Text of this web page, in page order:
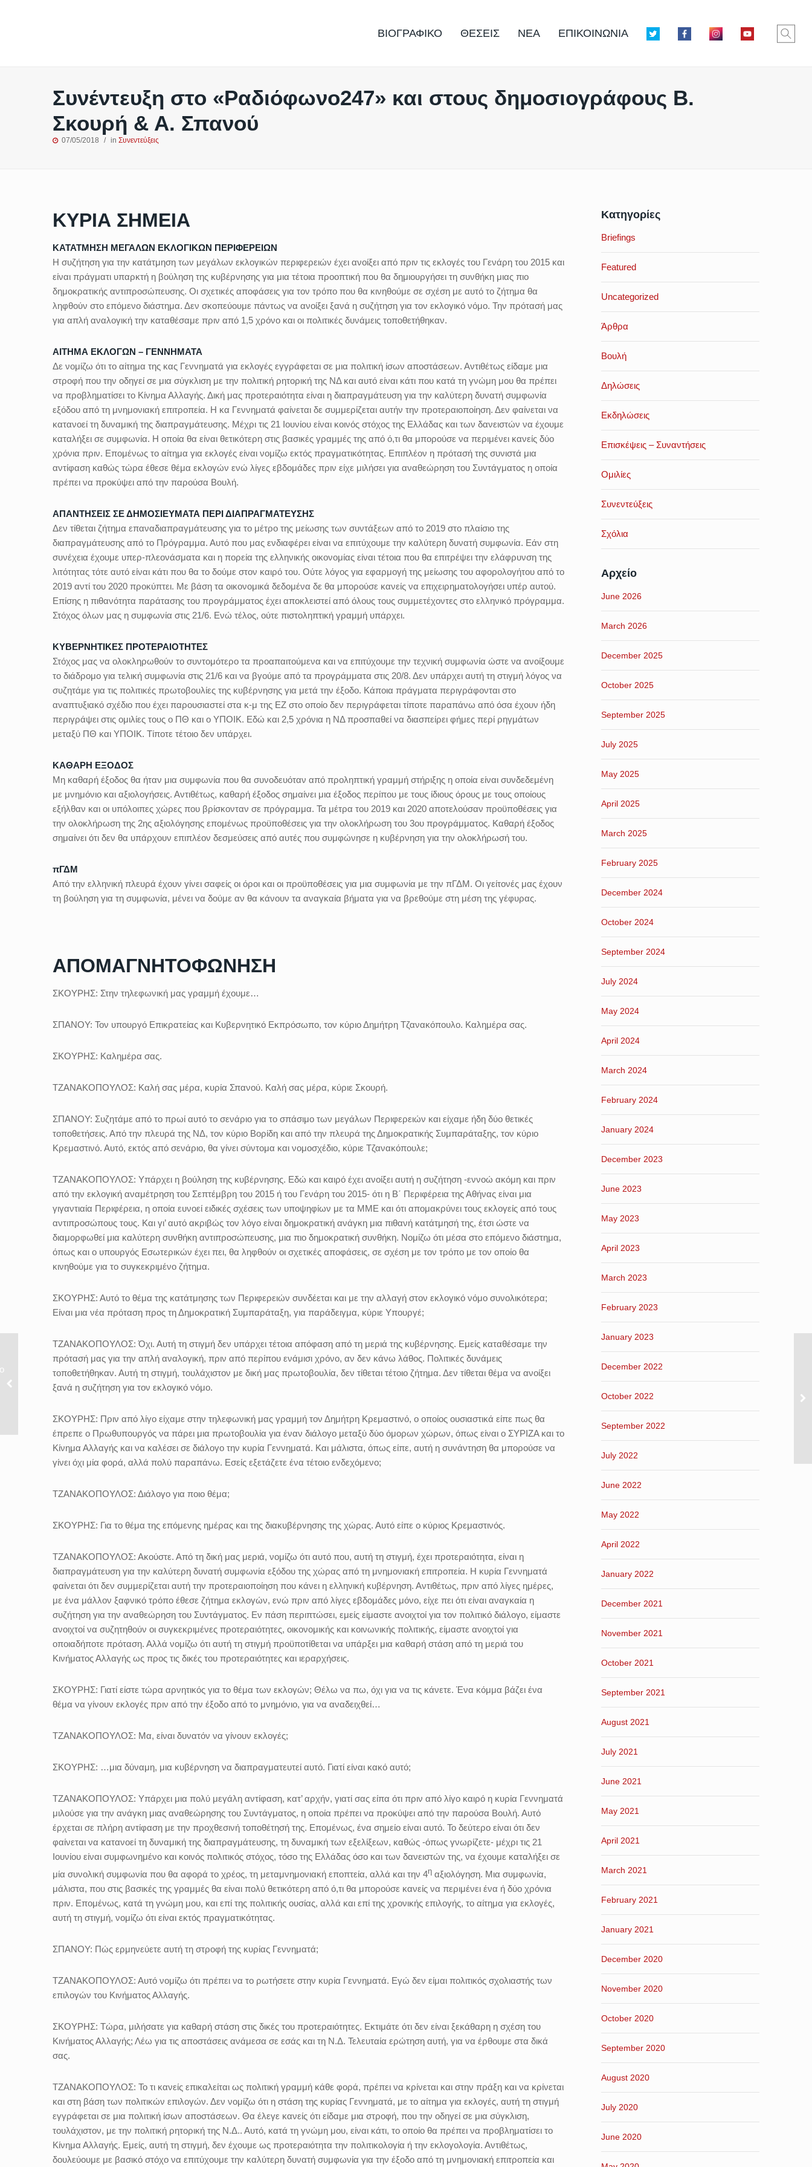
ΒΙΟΓΡΑΦΙΚΟ ΘΕΣΕΙΣ ΝΕΑ ΕΠΙΚΟΙΝΩΝΙΑ
Συνέντευξη στο «Ραδιόφωνο247» και στους δημοσιογράφους Β.
Σκουρή & Α. Σπανού
07/05/2018 in Συνεντεύξεις
ΚΥΡΙΑ ΣΗΜΕΙΑ
ΚΑΤΑΤΜΗΣΗ ΜΕΓΑΛΩΝ ΕΚΛΟΓΙΚΩΝ ΠΕΡΙΦΕΡΕΙΩΝ
Η συζήτηση για την κατάτμηση των μεγάλων εκλογικών περιφερειών έχει ανοίξει από πριν τις εκλογές του Γενάρη του 2015 και
είναι πράγματι υπαρκτή η βούληση της κυβέρνησης για μια τέτοια προοπτική που θα δημιουργήσει τη συνθήκη μιας πιο
δημοκρατικής αντιπροσώπευσης. Οι σχετικές αποφάσεις για τον τρόπο που θα κινηθούμε σε σχέση με αυτό το ζήτημα θα
ληφθούν στο επόμενο διάστημα. Δεν σκοπεύουμε πάντως να ανοίξει ξανά η συζήτηση για τον εκλογικό νόμο. Την πρότασή μας
για απλή αναλογική την καταθέσαμε πριν από 1,5 χρόνο και οι πολιτικές δυνάμεις τοποθετήθηκαν.
ΑΙΤΗΜΑ ΕΚΛΟΓΩΝ – ΓΕΝΝΗΜΑΤΑ
Δε νομίζω ότι το αίτημα της κας Γεννηματά για εκλογές εγγράφεται σε μια πολιτική ίσων αποστάσεων. Αντιθέτως είδαμε μια
στροφή που την οδηγεί σε μια σύγκλιση με την πολιτική ρητορική της ΝΔ και αυτό είναι κάτι που κατά τη γνώμη μου θα πρέπει
να προβληματίσει το Κίνημα Αλλαγής. Δική μας προτεραιότητα είναι η διαπραγμάτευση για την καλύτερη δυνατή συμφωνία
εξόδου από τη μνημονιακή επιτροπεία. Η κα Γεννηματά φαίνεται δε συμμερίζεται αυτήν την προτεραιοποίηση. Δεν φαίνεται να
κατανοεί τη δυναμική της διαπραγμάτευσης. Μέχρι τις 21 Ιουνίου είναι κοινός στόχος της Ελλάδας και των δανειστών να έχουμε
καταλήξει σε συμφωνία. Η οποία θα είναι θετικότερη στις βασικές γραμμές της από ό,τι θα μπορούσε να περιμένει κανείς δύο
χρόνια πριν. Επομένως το αίτημα για εκλογές είναι νομίζω εκτός πραγματικότητας. Επιπλέον η πρότασή της συνιστά μια
αντίφαση καθώς τώρα έθεσε θέμα εκλογών ενώ λίγες εβδομάδες πριν είχε μιλήσει για αναθεώρηση του Συντάγματος η οποία
πρέπει να προκύψει από την παρούσα Βουλή.
ΑΠΑΝΤΗΣΕΙΣ ΣΕ ΔΗΜΟΣΙΕΥΜΑΤΑ ΠΕΡΙ ΔΙΑΠΡΑΓΜΑΤΕΥΣΗΣ
Δεν τίθεται ζήτημα επαναδιαπραγμάτευσης για το μέτρο της μείωσης των συντάξεων από το 2019 στο πλαίσιο της
διαπραγμάτευσης από το Πρόγραμμα. Αυτό που μας ενδιαφέρει είναι να επιτύχουμε την καλύτερη δυνατή συμφωνία. Εάν στη
συνέχεια έχουμε υπερ-πλεονάσματα και η πορεία της ελληνικής οικονομίας είναι τέτοια που θα επιτρέψει την ελάφρυνση της
λιτότητας τότε αυτό είναι κάτι που θα το δούμε στον καιρό του. Ούτε λόγος για εφαρμογή της μείωσης του αφορολογήτου από το
2019 αντί του 2020 προκύπτει. Με βάση τα οικονομικά δεδομένα δε θα μπορούσε κανείς να επιχειρηματολογήσει υπέρ αυτού.
Επίσης η πιθανότητα παράτασης του προγράμματος έχει αποκλειστεί από όλους τους συμμετέχοντες στο ελληνικό πρόγραμμα.
Στόχος όλων μας η συμφωνία στις 21/6. Ενώ τέλος, ούτε πιστοληπτική γραμμή υπάρχει.
ΚΥΒΕΡΝΗΤΙΚΕΣ ΠΡΟΤΕΡΑΙΟΤΗΤΕΣ
Στόχος μας να ολοκληρωθούν το συντομότερο τα προαπαιτούμενα και να επιτύχουμε την τεχνική συμφωνία ώστε να ανοίξουμε
το διάδρομο για τελική συμφωνία στις 21/6 και να βγούμε από τα προγράμματα στις 20/8. Δεν υπάρχει αυτή τη στιγμή λόγος να
συζητάμε για τις πολιτικές πρωτοβουλίες της κυβέρνησης για μετά την έξοδο. Κάποια πράγματα περιγράφονται στο
αναπτυξιακό σχέδιο που έχει παρουσιαστεί στα κ-μ της ΕΖ στο οποίο δεν περιγράφεται τίποτε παραπάνω από όσα έχουν ήδη
περιγράψει στις ομιλίες τους ο ΠΘ και ο ΥΠΟΙΚ. Εδώ και 2,5 χρόνια η ΝΔ προσπαθεί να διασπείρει φήμες περί ρηγμάτων
μεταξύ ΠΘ και ΥΠΟΙΚ. Τίποτε τέτοιο δεν υπάρχει.
ΚΑΘΑΡΗ ΕΞΟΔΟΣ
Μη καθαρή έξοδος θα ήταν μια συμφωνία που θα συνοδευόταν από προληπτική γραμμή στήριξης η οποία είναι συνδεδεμένη
με μνημόνιο και αξιολογήσεις. Αντιθέτως, καθαρή έξοδος σημαίνει μια έξοδος περίπου με τους ίδιους όρους με τους οποίους
εξήλθαν και οι υπόλοιπες χώρες που βρίσκονταν σε πρόγραμμα. Τα μέτρα του 2019 και 2020 αποτελούσαν προϋποθέσεις για
την ολοκλήρωση της 2ης αξιολόγησης επομένως προϋποθέσεις για την ολοκλήρωση του 3ου προγράμματος. Καθαρή έξοδος
σημαίνει ότι δεν θα υπάρχουν επιπλέον δεσμεύσεις από αυτές που συμφώνησε η κυβέρνηση για την ολοκλήρωσή του.
πΓΔΜ
Από την ελληνική πλευρά έχουν γίνει σαφείς οι όροι και οι προϋποθέσεις για μια συμφωνία με την πΓΔΜ. Οι γείτονές μας έχουν
τη βούληση για τη συμφωνία, μένει να δούμε αν θα κάνουν τα αναγκαία βήματα για να βρεθούμε στη μέση της γέφυρας.
ΑΠΟΜΑΓΝΗΤΟΦΩΝΗΣΗ
ΣΚΟΥΡΗΣ: Στην τηλεφωνική μας γραμμή έχουμε…
ΣΠΑΝΟΥ: Τον υπουργό Επικρατείας και Κυβερνητικό Εκπρόσωπο, τον κύριο Δημήτρη Τζανακόπουλο. Καλημέρα σας.
ΣΚΟΥΡΗΣ: Καλημέρα σας.
ΤΖΑΝΑΚΟΠΟΥΛΟΣ: Καλή σας μέρα, κυρία Σπανού. Καλή σας μέρα, κύριε Σκουρή.
ΣΠΑΝΟΥ: Συζητάμε από το πρωί αυτό το σενάριο για το σπάσιμο των μεγάλων Περιφερειών και είχαμε ήδη δύο θετικές
τοποθετήσεις. Από την πλευρά της ΝΔ, τον κύριο Βορίδη και από την πλευρά της Δημοκρατικής Συμπαράταξης, τον κύριο
Κρεμαστινό. Αυτό, εκτός από σενάριο, θα γίνει σύντομα και νομοσχέδιο, κύριε Τζανακόπουλε;
ΤΖΑΝΑΚΟΠΟΥΛΟΣ: Υπάρχει η βούληση της κυβέρνησης. Εδώ και καιρό έχει ανοίξει αυτή η συζήτηση -εννοώ ακόμη και πριν
από την εκλογική αναμέτρηση του Σεπτέμβρη του 2015 ή του Γενάρη του 2015- ότι η Β΄ Περιφέρεια της Αθήνας είναι μια
γιγαντιαία Περιφέρεια, η οποία ευνοεί ειδικές σχέσεις των υποψηφίων με τα ΜΜΕ και ότι απομακρύνει τους εκλογείς από τους
αντιπροσώπους τους. Και γι’ αυτό ακριβώς τον λόγο είναι δημοκρατική ανάγκη μια πιθανή κατάτμησή της, έτσι ώστε να
διαμορφωθεί μια καλύτερη συνθήκη αντιπροσώπευσης, μια πιο δημοκρατική συνθήκη. Νομίζω ότι μέσα στο επόμενο διάστημα,
όπως και ο υπουργός Εσωτερικών έχει πει, θα ληφθούν οι σχετικές αποφάσεις, σε σχέση με τον τρόπο με τον οποίο θα
κινηθούμε για το συγκεκριμένο ζήτημα.
ΣΚΟΥΡΗΣ: Αυτό το θέμα της κατάτμησης των Περιφερειών συνδέεται και με την αλλαγή στον εκλογικό νόμο συνολικότερα;
Είναι μια νέα πρόταση προς τη Δημοκρατική Συμπαράταξη, για παράδειγμα, κύριε Υπουργέ;
ΤΖΑΝΑΚΟΠΟΥΛΟΣ: Όχι. Αυτή τη στιγμή δεν υπάρχει τέτοια απόφαση από τη μεριά της κυβέρνησης. Εμείς καταθέσαμε την
πρότασή μας για την απλή αναλογική, πριν από περίπου ενάμισι χρόνο, αν δεν κάνω λάθος. Πολιτικές δυνάμεις
τοποθετήθηκαν. Αυτή τη στιγμή, τουλάχιστον με δική μας πρωτοβουλία, δεν τίθεται τέτοιο ζήτημα. Δεν τίθεται θέμα να ανοίξει
ξανά η συζήτηση για τον εκλογικό νόμο.
ΣΚΟΥΡΗΣ: Πριν από λίγο είχαμε στην τηλεφωνική μας γραμμή τον Δημήτρη Κρεμαστινό, ο οποίος ουσιαστικά είπε πως θα
έπρεπε ο Πρωθυπουργός να πάρει μια πρωτοβουλία για έναν διάλογο μεταξύ δύο όμορων χώρων, όπως είναι ο ΣΥΡΙΖΑ και το
Κίνημα Αλλαγής και να καλέσει σε διάλογο την κυρία Γεννηματά. Και μάλιστα, όπως είπε, αυτή η συνάντηση θα μπορούσε να
γίνει όχι μία φορά, αλλά πολύ παραπάνω. Εσείς εξετάζετε ένα τέτοιο ενδεχόμενο;
ΤΖΑΝΑΚΟΠΟΥΛΟΣ: Διάλογο για ποιο θέμα;
ΣΚΟΥΡΗΣ: Για το θέμα της επόμενης ημέρας και της διακυβέρνησης της χώρας. Αυτό είπε ο κύριος Κρεμαστινός.
ΤΖΑΝΑΚΟΠΟΥΛΟΣ: Ακούστε. Από τη δική μας μεριά, νομίζω ότι αυτό που, αυτή τη στιγμή, έχει προτεραιότητα, είναι η
διαπραγμάτευση για την καλύτερη δυνατή συμφωνία εξόδου της χώρας από τη μνημονιακή επιτροπεία. Η κυρία Γεννηματά
φαίνεται ότι δεν συμμερίζεται αυτή την προτεραιοποίηση που κάνει η ελληνική κυβέρνηση. Αντιθέτως, πριν από λίγες ημέρες,
με ένα μάλλον ξαφνικό τρόπο έθεσε ζήτημα εκλογών, ενώ πριν από λίγες εβδομάδες μόνο, είχε πει ότι είναι αναγκαία η
συζήτηση για την αναθεώρηση του Συντάγματος. Εν πάση περιπτώσει, εμείς είμαστε ανοιχτοί για τον πολιτικό διάλογο, είμαστε
ανοιχτοί να συζητηθούν οι συγκεκριμένες προτεραιότητες, οικονομικής και κοινωνικής πολιτικής, είμαστε ανοιχτοί για
οποιαδήποτε πρόταση. Αλλά νομίζω ότι αυτή τη στιγμή προϋποτίθεται να υπάρξει μια καθαρή στάση από τη μεριά του
Κινήματος Αλλαγής ως προς τις δικές του προτεραιότητες και ιεραρχήσεις.
ΣΚΟΥΡΗΣ: Γιατί είστε τώρα αρνητικός για το θέμα των εκλογών; Θέλω να πω, όχι για να τις κάνετε. Ένα κόμμα βάζει ένα
θέμα να γίνουν εκλογές πριν από την έξοδο από το μνημόνιο, για να αναδειχθεί…
ΤΖΑΝΑΚΟΠΟΥΛΟΣ: Μα, είναι δυνατόν να γίνουν εκλογές;
ΣΚΟΥΡΗΣ: …μια δύναμη, μια κυβέρνηση να διαπραγματευτεί αυτό. Γιατί είναι κακό αυτό;
ΤΖΑΝΑΚΟΠΟΥΛΟΣ: Υπάρχει μια πολύ μεγάλη αντίφαση, κατ’ αρχήν, γιατί σας είπα ότι πριν από λίγο καιρό η κυρία Γεννηματά
μιλούσε για την ανάγκη μιας αναθεώρησης του Συντάγματος, η οποία πρέπει να προκύψει από την παρούσα Βουλή. Αυτό
έρχεται σε πλήρη αντίφαση με την προχθεσινή τοποθέτησή της. Επομένως, ένα σημείο είναι αυτό. Το δεύτερο είναι ότι δεν
φαίνεται να κατανοεί τη δυναμική της διαπραγμάτευσης, τη δυναμική των εξελίξεων, καθώς -όπως γνωρίζετε- μέχρι τις 21
Ιουνίου είναι συμφωνημένο και κοινός πολιτικός στόχος, τόσο της Ελλάδας όσο και των δανειστών της, να έχουμε καταλήξει σε
μία συνολική συμφωνία που θα αφορά το χρέος, τη μεταμνημονιακή εποπτεία, αλλά και την 4η αξιολόγηση. Μια συμφωνία,
μάλιστα, που στις βασικές της γραμμές θα είναι πολύ θετικότερη από ό,τι θα μπορούσε κανείς να περιμένει ένα ή δύο χρόνια
πριν. Επομένως, κατά τη γνώμη μου, και επί της πολιτικής ουσίας, αλλά και επί της χρονικής επιλογής, το αίτημα για εκλογές,
αυτή τη στιγμή, νομίζω ότι είναι εκτός πραγματικότητας.
ΣΠΑΝΟΥ: Πώς ερμηνεύετε αυτή τη στροφή της κυρίας Γεννηματά;
ΤΖΑΝΑΚΟΠΟΥΛΟΣ: Αυτό νομίζω ότι πρέπει να το ρωτήσετε στην κυρία Γεννηματά. Εγώ δεν είμαι πολιτικός σχολιαστής των
επιλογών του Κινήματος Αλλαγής.
ΣΚΟΥΡΗΣ: Τώρα, μιλήσατε για καθαρή στάση στις δικές του προτεραιότητες. Εκτιμάτε ότι δεν είναι ξεκάθαρη η σχέση του
Κινήματος Αλλαγής; Λέω για τις αποστάσεις ανάμεσα σε εσάς και τη Ν.Δ. Τελευταία ερώτηση αυτή, για να έρθουμε στα δικά
σας.
ΤΖΑΝΑΚΟΠΟΥΛΟΣ: Το τι κανείς επικαλείται ως πολιτική γραμμή κάθε φορά, πρέπει να κρίνεται και στην πράξη και να κρίνεται
και στη βάση των πολιτικών επιλογών. Δεν νομίζω ότι η στάση της κυρίας Γεννηματά, με το αίτημα για εκλογές, αυτή τη στιγμή
εγγράφεται σε μια πολιτική ίσων αποστάσεων. Θα έλεγε κανείς ότι είδαμε μια στροφή, που την οδηγεί σε μια σύγκλιση,
τουλάχιστον, με την πολιτική ρητορική της Ν.Δ.. Αυτό, κατά τη γνώμη μου, είναι κάτι, το οποίο θα πρέπει να προβληματίσει το
Κίνημα Αλλαγής. Εμείς, αυτή τη στιγμή, δεν έχουμε ως προτεραιότητα την πολιτικολογία ή την εκλογολογία. Αντιθέτως,
δουλεύουμε με βασικό στόχο να επιτύχουμε την καλύτερη δυνατή συμφωνία για την έξοδο από τη μνημονιακή επιτροπεία και
Κατηγορίες
Briefings
Featured
Uncategorized
Άρθρα
Βουλή
Δηλώσεις
Εκδηλώσεις
Επισκέψεις – Συναντήσεις
Ομιλίες
Συνεντεύξεις
Σχόλια
Αρχείο
June 2026
March 2026
December 2025
October 2025
September 2025
July 2025
May 2025
April 2025
March 2025
February 2025
December 2024
October 2024
September 2024
July 2024
May 2024
April 2024
March 2024
February 2024
January 2024
December 2023
June 2023
May 2023
April 2023
March 2023
February 2023
January 2023
December 2022
October 2022
September 2022
July 2022
June 2022
May 2022
April 2022
January 2022
December 2021
November 2021
October 2021
September 2021
August 2021
July 2021
June 2021
May 2021
April 2021
March 2021
February 2021
January 2021
December 2020
November 2020
October 2020
September 2020
August 2020
July 2020
June 2020